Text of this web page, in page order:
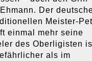
Der
Meister-
einmal mehr seine
des Oberligisten
als im